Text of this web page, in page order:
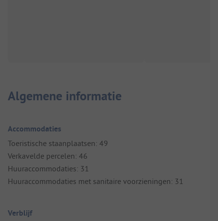
Algemene informatie
Accommodaties
Toeristische staanplaatsen: 49
Verkavelde percelen: 46
Huuraccommodaties: 31
Huuraccommodaties met sanitaire voorzieningen: 31
Verblijf